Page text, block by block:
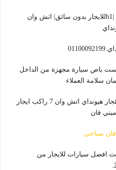
بالتالى اتش وان للايجار اليومي |h1للايجار بدون سائق| اتش وان
باص سيارة مجهزة من الداخل
سلامة العملاء
لذلك ايجار ميني فان عائلي استئجار هيونداي اتش وان 7 راكب ايجار
فان
فان سياحى
افضل سيارات للايجار من